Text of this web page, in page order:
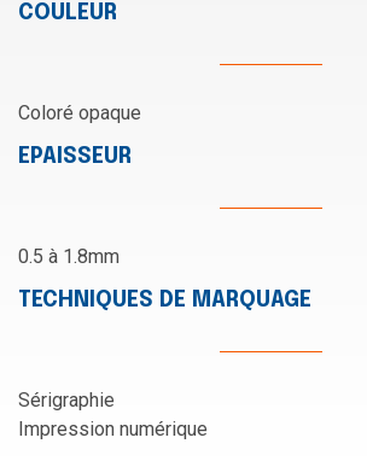
COULEUR
Coloré opaque
EPAISSEUR
0.5 à 1.8mm
TECHNIQUES DE MARQUAGE
Sérigraphie
Impression numérique